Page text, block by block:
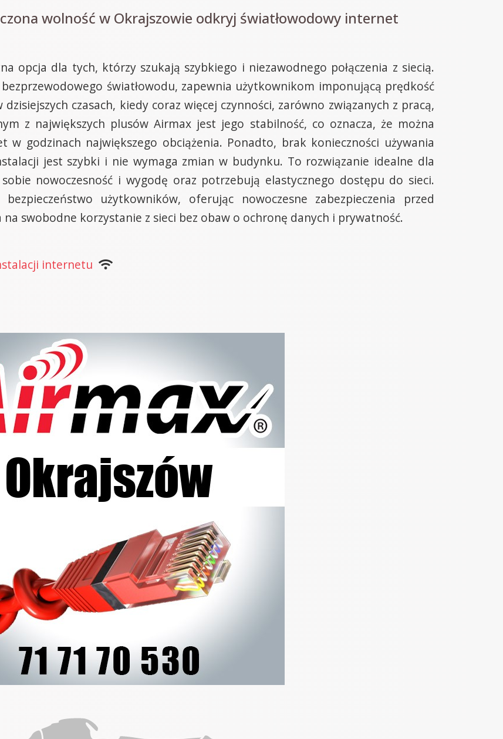
wolność w Okrajszowie odkryj światłowodowy internet
opcja dla tych, którzy szukają szybkiego i niezawodnego połączenia z siecią.
światłowodu, zapewnia użytkownikom imponującą prędkość
czasach, kiedy coraz więcej czynności, zarówno związanych z pracą,
z największych plusów Airmax jest jego stabilność, co oznacza, że można
godzinach największego obciążenia. Ponadto, brak konieczności używania
jest szybki i nie wymaga zmian w budynku. To rozwiązanie idealne dla
nowoczesność i wygodę oraz potrzebują elastycznego dostępu do sieci.
użytkowników, oferując nowoczesne zabezpieczenia przed
swobodne korzystanie z sieci bez obaw o ochronę danych i prywatność.
internetu